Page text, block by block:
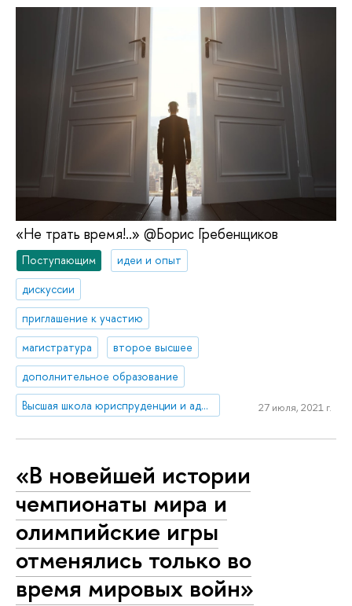
«Не трать время!..» @Борис Гребенщиков
Поступающим
идеи и опыт
дискуссии
приглашение к участию
магистратура
второе высшее
дополнительное образование
Высшая школа юриспруденции и администрирования
27 июля, 2021 г.
«В новейшей истории
чемпионаты мира и
олимпийские игры
отменялись только во
время мировых войн»